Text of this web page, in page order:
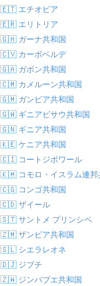
🇪🇹 エチオピア
🇪🇷 エリトリア
🇬🇭 ガーナ共和国
🇨🇻 カーボベルデ
🇬🇦 ガボン共和国
🇨🇲 カメルーン共和国
🇬🇲 ガンビア共和国
🇬🇼 ギニアビサウ共和国
🇬🇳 ギニア共和国
🇰🇪 ケニア共和国
🇨🇮 コートジボワール
🇰🇲 コモロ・イスラム連邦
🇨🇬 コンゴ共和国
🇨🇩 ザイール
🇸🇹 サントメ プリンシペ
🇿🇲 ザンビア共和国
🇸🇱 シエラレオネ
🇩🇯 ジブチ
🇿🇼 ジンバブエ共和国